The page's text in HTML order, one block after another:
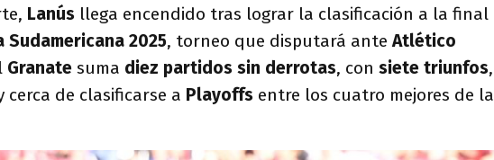
Lanús llega encendido tras lograr la clasificación a la final
Sudamericana 2025, torneo que disputará anteAtlético
Granate suma diez partidos sin derrotas, con siete triunfos,
cerca de clasificarse a Playoffs entre los cuatro mejores de la